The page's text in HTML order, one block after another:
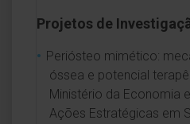
Projetos de
Periósteo mimético:
óssea e potencial
Ministério da Economia
Ações Estratégicas em